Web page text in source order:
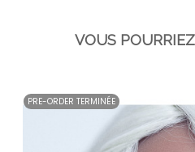
VOUS
PRE-ORDER TERMINÉE